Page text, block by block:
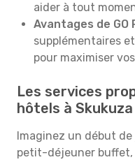
aider à tout
Avantages de GO
supplémentaires
pour maximiser
Les services
hôtels à Skukuza
Imaginez un début
petit-déjeuner buffet,